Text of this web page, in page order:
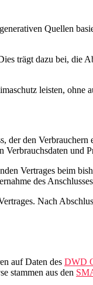
Quellen
trägt dazu bei,
leisten, ohne
den
und
Vertrages beim
des
Nach
auf Daten des DWD
stammen aus den